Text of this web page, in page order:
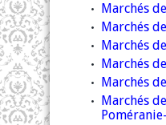
Marchés
Marchés
Marchés
Marchés
Marchés
Marchés